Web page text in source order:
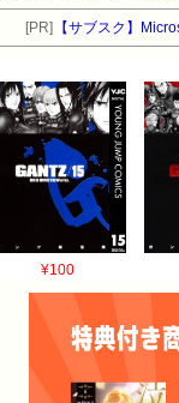
[PR] 【サブスク】
¥100